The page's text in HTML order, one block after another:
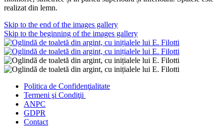
realizat din lemn.
Skip to the end of the images gallery
Skip to the beginning of the images gallery
Politica de Confidenţialitate
Termeni şi Condiţii
ANPC
GDPR
Contact